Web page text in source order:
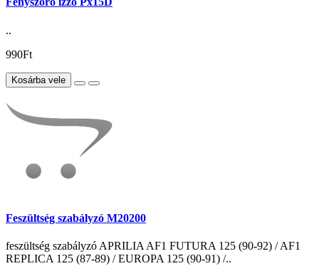
..
990Ft
Kosárba vele
Feszültség szabályzó M20200
feszültség szabályzó APRILIA AF1 FUTURA 125 (90-92) / AF1
REPLICA 125 (87-89) / EUROPA 125 (90-91) /..